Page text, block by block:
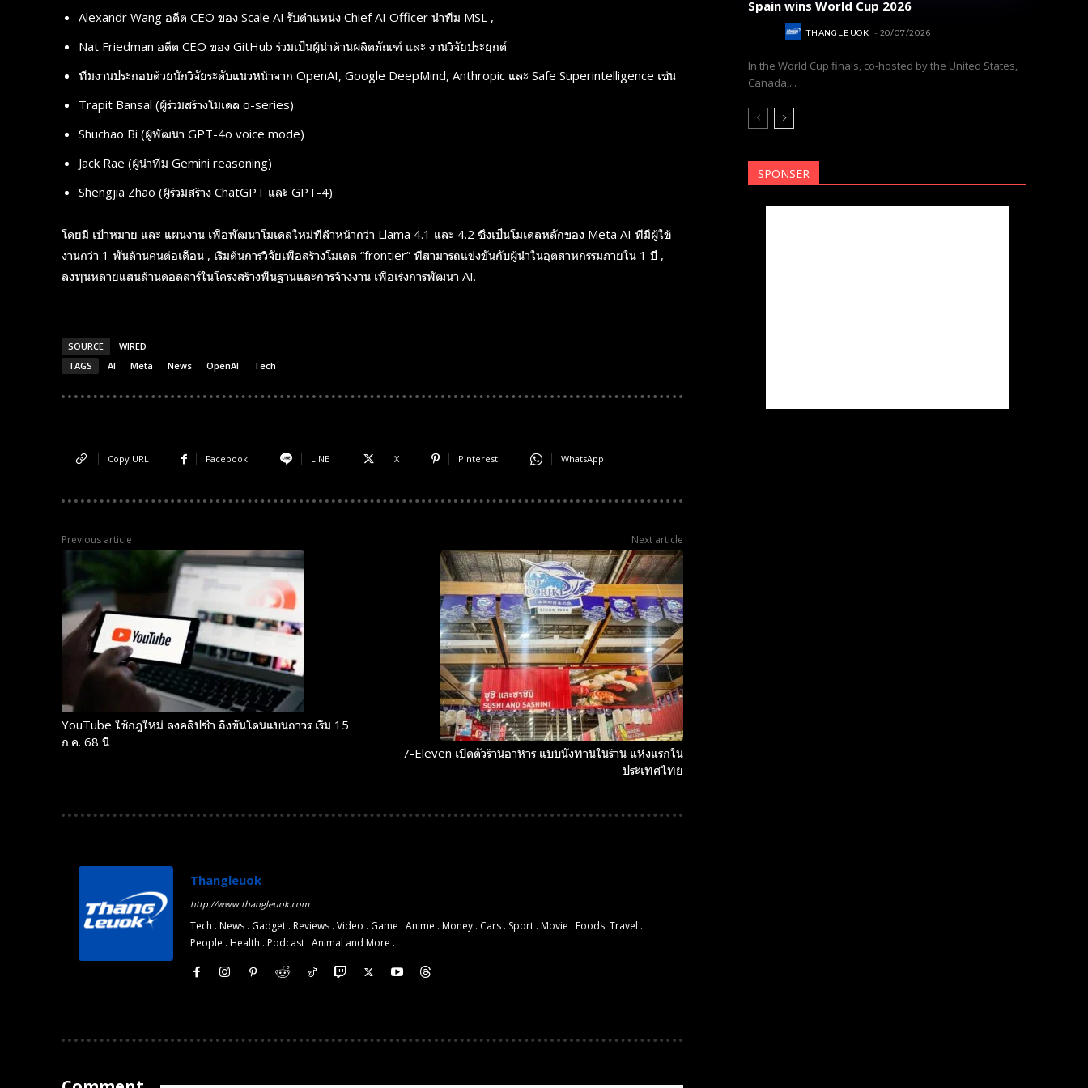
Monthly or
Memberships
Professional
Rated
Guides
I Want To Sign Up
Monthly or
Memberships
Professional
Rated
Guides
I Want To Sign Up
Alexandr Wang อดีต CEO ของ Scale AI รับตำแหน่ง Chief AI Officer นำทีม MSL ,
Nat Friedman อดีต CEO ของ GitHub ร่วมเป็นผู้นำด้านผลิตภัณฑ์ และ งานวิจัยประยุกต์
ทีมงานประกอบด้วยนักวิจัยระดับแนวหน้าจาก OpenAI, Google DeepMind, Anthropic และ Safe Superintelligence เช่น
Trapit Bansal (ผู้ร่วมสร้างโมเดล o-series)
Shuchao Bi (ผู้พัฒนา GPT-4o voice mode)
Jack Rae (ผู้นำทีม Gemini reasoning)
Shengjia Zhao (ผู้ร่วมสร้าง ChatGPT และ GPT-4)
โดยมี เป้าหมาย และ แผนงาน เพื่อพัฒนาโมเดลใหม่ที่ล้ำหน้ากว่า Llama 4.1 และ 4.2 ซึ่งเป็นโมเดลหลักของ Meta AI ที่มีผู้ใช้
งานกว่า 1 พันล้านคนต่อเดือน , เริ่มต้นการวิจัยเพื่อสร้างโมเดล “frontier” ที่สามารถแข่งขันกับผู้นำในอุตสาหกรรมภายใน 1 ปี ,
ลงทุนหลายแสนล้านดอลลาร์ในโครงสร้างพื้นฐานและการจ้างงาน เพื่อเร่งการพัฒนา AI.
SOURCE
WIRED
TAGS
AI Meta News OpenAI Tech
Copy URL Facebook LINE X Pinterest WhatsApp
Previous article
YouTube ใช้กฎใหม่ ลงคลิปซ้ำ ถึงขั้นโดนแบนถาวร เริ่ม 15
ก.ค. 68 นี้
Next article
7-Eleven เปิดตัวร้านอาหาร แบบนั่งทานในร้าน แห่งแรกใน
ประเทศไทย
Thangleuok
http://www.thangleuok.com
Tech . News . Gadget . Reviews . Video . Game . Anime . Money . Cars . Sport . Movie . Foods. Travel .
People . Health . Podcast . Animal and More .
Spain wins World Cup 2026
THANGLEUOK - 20/07/2026
In the World Cup finals, co-hosted by the United States,
Canada,...
SPONSER